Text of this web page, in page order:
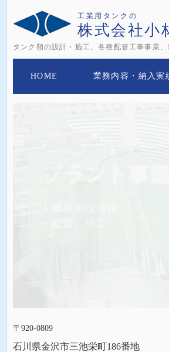
工業用タンクの
株式会社小
タンク類の設計・施工、各種配管工事事業
HOME 業務内容・納入実
〒920-0809
石川県金沢市三池栄町186番地